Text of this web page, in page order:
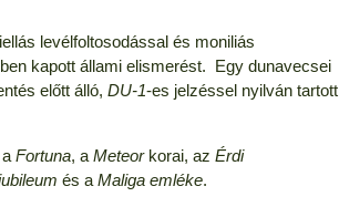
levélfoltosodással és moniliás
kapott állami elismerést. Egy dunavecsei
előtt álló, DU-1-es jelzéssel nyilván tartott
aFortuna, aMeteorkorai, az Érdi
és aMaliga emléke.